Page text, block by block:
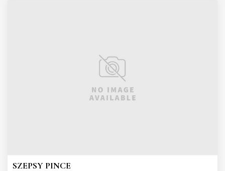
SZEPSY PINCE